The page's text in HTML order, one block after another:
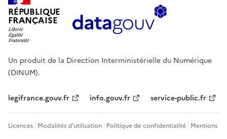
RÉPUBLIQUE
FRANÇAISE
Un produit de la Direction Interministérielle du Numérique
(DINUM).
legifrance.gouv.fr info.gouv.fr service-public.fr
Licences Modalités d'utilisation Politique de confidentialité Mentions